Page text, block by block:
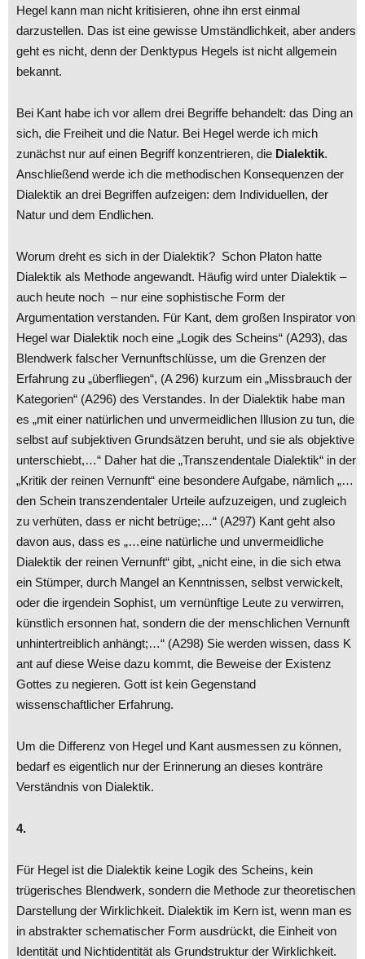
Hegel kann man nicht kritisieren, ohne ihn erst einmal
darzustellen. Das ist eine gewisse Umständlichkeit, aber anders
geht es nicht, denn der Denktypus Hegels ist nicht allgemein
bekannt.
Bei Kant habe ich vor allem drei Begriffe behandelt: das Ding an
sich, die Freiheit und die Natur. Bei Hegel werde ich mich
zunächst nur auf einen Begriff konzentrieren, die Dialektik.
Anschließend werde ich die methodischen Konsequenzen der
Dialektik an drei Begriffen aufzeigen: dem Individuellen, der
Natur und dem Endlichen.
Worum dreht es sich in der Dialektik? Schon Platon hatte
Dialektik als Methode angewandt. Häufig wird unter Dialektik –
auch heute noch – nur eine sophistische Form der
Argumentation verstanden. Für Kant, dem großen Inspirator von
Hegel war Dialektik noch eine „Logik des Scheins“ (A293), das
Blendwerk falscher Vernunftschlüsse, um die Grenzen der
Erfahrung zu „überfliegen“, (A 296) kurzum ein „Missbrauch der
Kategorien“ (A296) des Verstandes. In der Dialektik habe man
es „mit einer natürlichen und unvermeidlichen Illusion zu tun, die
selbst auf subjektiven Grundsätzen beruht, und sie als objektive
unterschiebt,…“ Daher hat die „Transzendentale Dialektik“ in der
„Kritik der reinen Vernunft“ eine besondere Aufgabe, nämlich „…
den Schein transzendentaler Urteile aufzuzeigen, und zugleich
zu verhüten, dass er nicht betrüge;…“ (A297) Kant geht also
davon aus, dass es „…eine natürliche und unvermeidliche
Dialektik der reinen Vernunft“ gibt, „nicht eine, in die sich etwa
ein Stümper, durch Mangel an Kenntnissen, selbst verwickelt,
oder die irgendein Sophist, um vernünftige Leute zu verwirren,
künstlich ersonnen hat, sondern die der menschlichen Vernunft
unhintertreiblich anhängt;…“ (A298) Sie werden wissen, dass K
ant auf diese Weise dazu kommt, die Beweise der Existenz
Gottes zu negieren. Gott ist kein Gegenstand
wissenschaftlicher Erfahrung.
Um die Differenz von Hegel und Kant ausmessen zu können,
bedarf es eigentlich nur der Erinnerung an dieses konträre
Verständnis von Dialektik.
4.
Für Hegel ist die Dialektik keine Logik des Scheins, kein
trügerisches Blendwerk, sondern die Methode zur theoretischen
Darstellung der Wirklichkeit. Dialektik im Kern ist, wenn man es
in abstrakter schematischer Form ausdrückt, die Einheit von
Identität und Nichtidentität als Grundstruktur der Wirklichkeit.